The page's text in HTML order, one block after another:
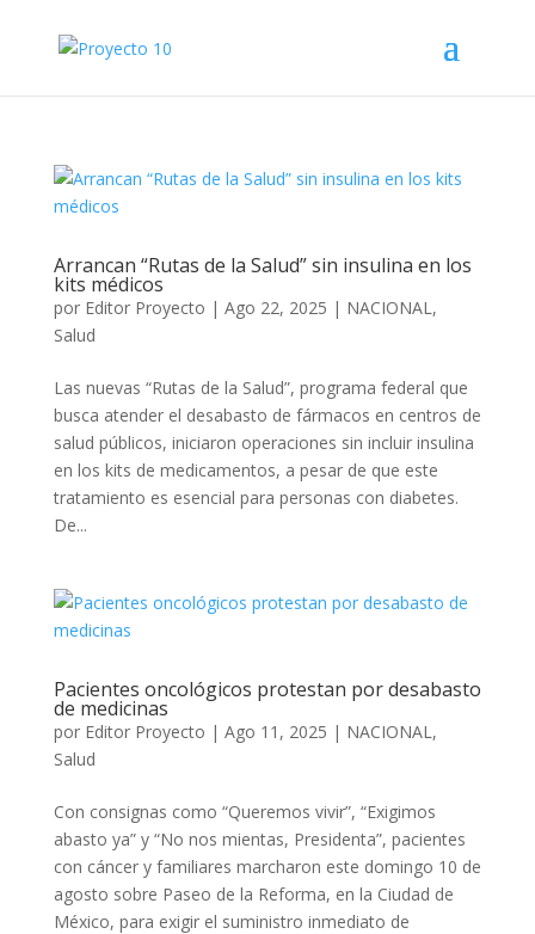
Arrancan “Rutas de la Salud” sin insulina en los
kits médicos
por Editor Proyecto | Ago 22, 2025 | NACIONAL,
Salud
Las nuevas “Rutas de la Salud”, programa federal que
busca atender el desabasto de fármacos en centros de
salud públicos, iniciaron operaciones sin incluir insulina
en los kits de medicamentos, a pesar de que este
tratamiento es esencial para personas con diabetes.
De...
Pacientes oncológicos protestan por desabasto
de medicinas
por Editor Proyecto | Ago 11, 2025 | NACIONAL,
Salud
Con consignas como “Queremos vivir”, “Exigimos
abasto ya” y “No nos mientas, Presidenta”, pacientes
con cáncer y familiares marcharon este domingo 10 de
agosto sobre Paseo de la Reforma, en la Ciudad de
México, para exigir el suministro inmediato de